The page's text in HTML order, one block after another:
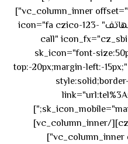
[vc_row_inner][vc_column_inner offset="vc_col-md-4"]
[cz_service_box title="رقم الهاتف" icon="fa czico-123-
call"
sk_icon="font-
top:-20px;margin-left:-
[/cz_service_box][/vc_column_inner]
[vc_column_inner offset="vc_col-md-4"]